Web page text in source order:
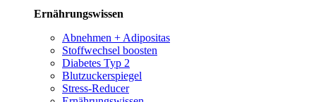
Ernährungswissen
Abnehmen + Adipositas
Stoffwechsel boosten
Diabetes Typ 2
Blutzuckerspiegel
Stress-Reducer